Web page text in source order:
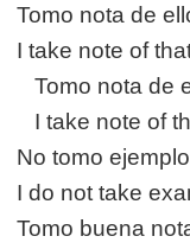
Tomo nota de
I take note of
Tomo nota de
I take note of
No tomo
I do not take
Tomo buena